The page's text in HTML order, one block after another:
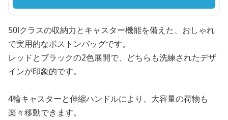
50lクラスの収納力とキャスター機能を備えた、おしゃれ
で実用的なボストンバッグです。
レッドとブラックの2色展開で、どちらも洗練されたデザ
インが印象的です。
4輪キャスターと伸縮ハンドルにより、大容量の荷物も
楽々移動できます。